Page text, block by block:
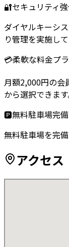
🔐セキュリティ
ダイヤルキーシ
り管理を実施して
💳柔軟な料金プ
月額2,000円の会
から選択できます
🅿️無料駐車場完備
無料駐車場を完
アクセス